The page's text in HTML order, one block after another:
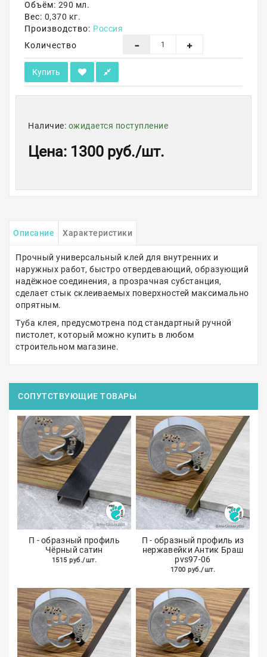
Объём: 290 мл.
Вес: 0,370 кг.
Производство: Россия
Количество
Купить
Наличие: ожидается поступление
Цена: 1300 руб./шт.
Описание Характеристики
Прочный универсальный клей для внутренних и
наружных работ, быстро отвердевающий, образующий
надёжное соединения, а прозрачная субстанция,
сделает стык склеиваемых поверхностей максимально
опрятным.
Туба клея, предусмотрена под стандартный ручной
пистолет, который можно купить в любом
строительном магазине.
СОПУТСТВУЮЩИЕ ТОВАРЫ
П - образный профиль
Чёрный сатин
1515 руб./шт.
П - образный профиль из
нержавейки Антик Браш
pvs97-06
1700 руб./шт.